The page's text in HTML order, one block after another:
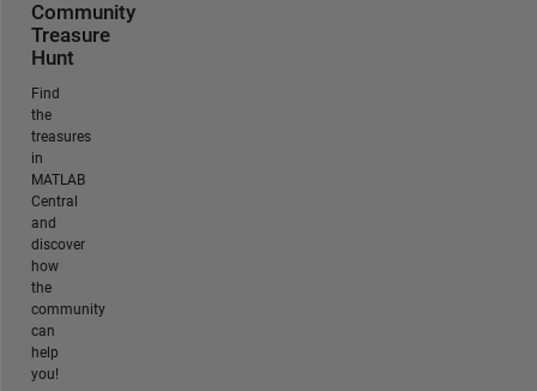
Community
Treasure
Hunt
Find
the
treasures
in
MATLAB
Central
and
discover
how
the
community
can
help
you!